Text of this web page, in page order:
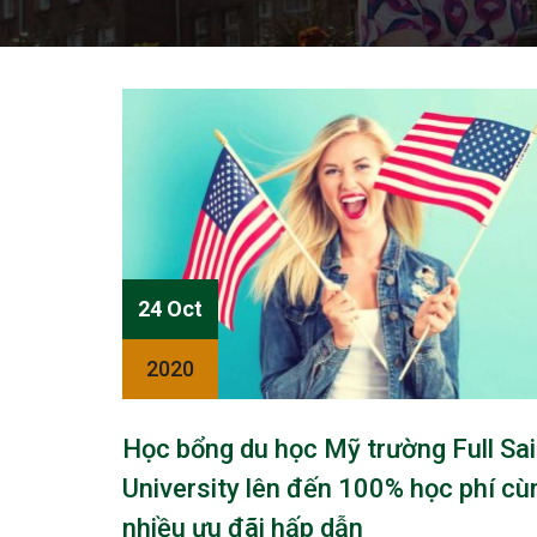
24 Oct
2020
Học bổng du học Mỹ trường Full
University lên đến 100% học phí
nhiều ưu đãi hấp dẫn